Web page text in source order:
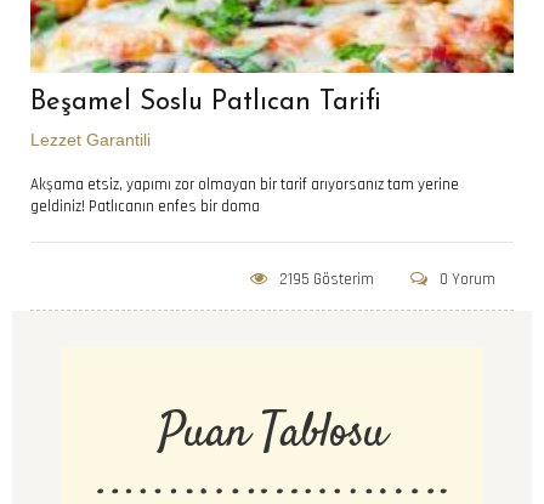
Beşamel Soslu Patlıcan Tarifi
Lezzet Garantili
Akşama etsiz, yapımı zor olmayan bir tarif arıyorsanız tam yerine
geldiniz! Patlıcanın enfes bir doma
0 Yorum
2195 Gösterim
Puan Tablosu